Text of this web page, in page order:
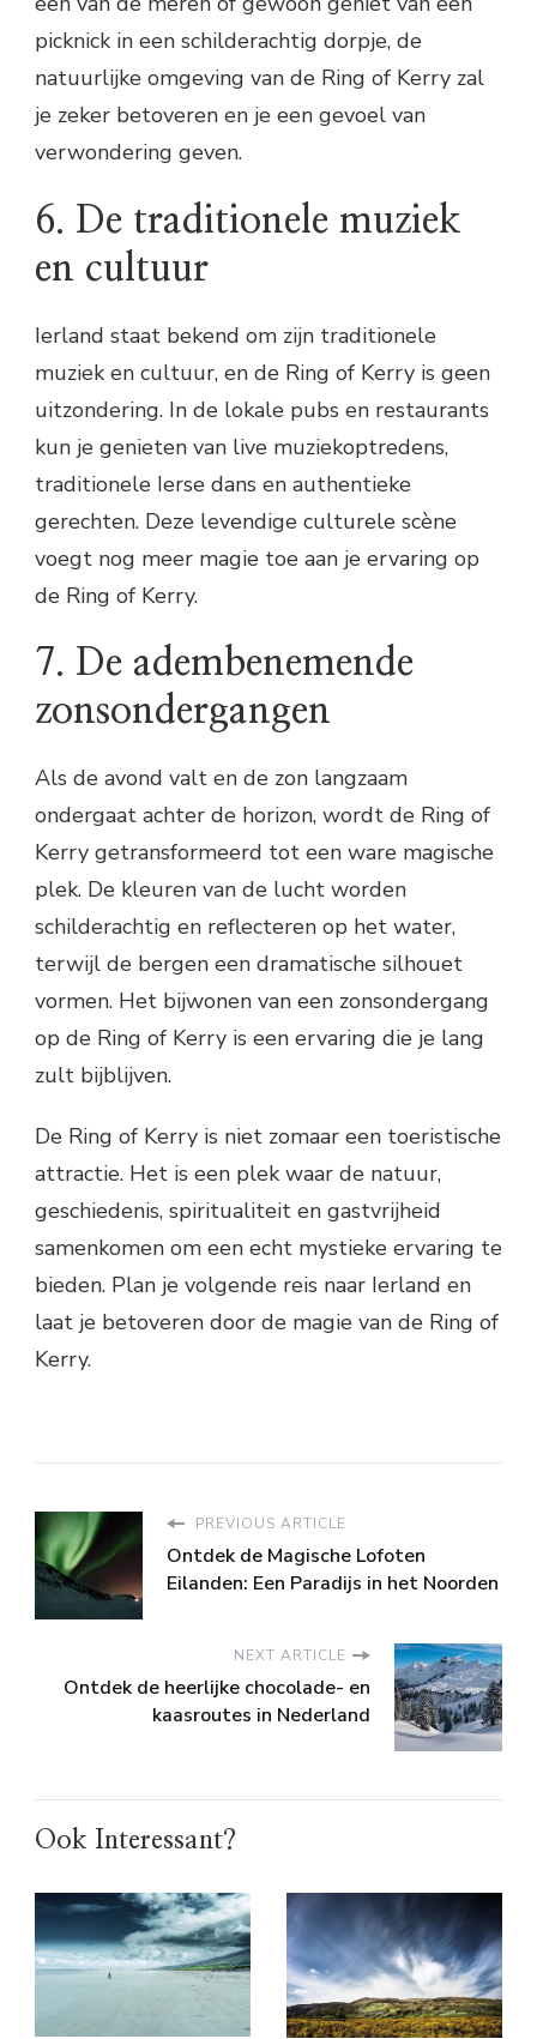
picknick in een schilderachtig dorpje, de
natuurlijke omgeving van de Ring of Kerry zal
je zeker betoveren en je een gevoel van
verwondering geven.
6. De traditionele muziek
en cultuur
Ierland staat bekend om zijn traditionele
muziek en cultuur, en de Ring of Kerry is geen
uitzondering. In de lokale pubs en restaurants
kun je genieten van live muziekoptredens,
traditionele Ierse dans en authentieke
gerechten. Deze levendige culturele scène
voegt nog meer magie toe aan je ervaring op
de Ring of Kerry.
7. De adembenemende
zonsondergangen
Als de avond valt en de zon langzaam
ondergaat achter de horizon, wordt de Ring of
Kerry getransformeerd tot een ware magische
plek. De kleuren van de lucht worden
schilderachtig en reflecteren op het water,
terwijl de bergen een dramatische silhouet
vormen. Het bijwonen van een zonsondergang
op de Ring of Kerry is een ervaring die je lang
zult bijblijven.
De Ring of Kerry is niet zomaar een toeristische
attractie. Het is een plek waar de natuur,
geschiedenis, spiritualiteit en gastvrijheid
samenkomen om een echt mystieke ervaring te
bieden. Plan je volgende reis naar Ierland en
laat je betoveren door de magie van de Ring of
Kerry.
PREVIOUS ARTICLE
Ontdek de Magische Lofoten
Eilanden: Een Paradijs in het Noorden
NEXT ARTICLE
Ontdek de heerlijke chocolade- en
kaasroutes in Nederland
Ook Interessant?